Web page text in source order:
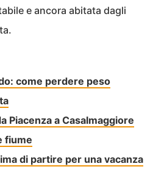
e ancora abitata dagli
come perdere peso
Piacenza a Casalmaggiore
fiume
di partire per una vacanza